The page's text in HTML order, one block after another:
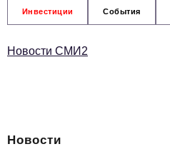
Инвестиции События
Новости СМИ2
Новости